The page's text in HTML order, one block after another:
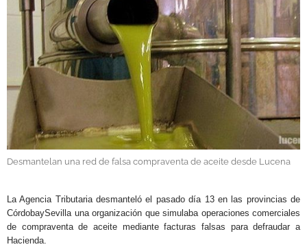
OBRAS
NECROLÓGICAS
GALERÍAS
Desmantelan una red de falsa compraventa de aceite desde Lucena
La Agencia Tributaria desmanteló el pasado día 13 en las provincias de
CórdobaySevilla una organización que simulaba operaciones comerciales
de compraventa de aceite mediante facturas falsas para defraudar a
Hacienda.